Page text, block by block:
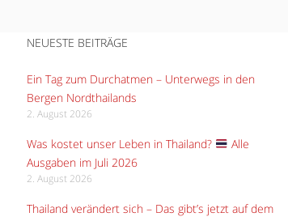
NEUESTE BEITRÄGE
Ein Tag zum Durchatmen – Unterwegs in den
Bergen Nordthailands
2. August 2026
Was kostet unser Leben in Thailand?
Alle
Ausgaben im Juli 2026
2. August 2026
Thailand verändert sich – Das gibt’s jetzt auf dem